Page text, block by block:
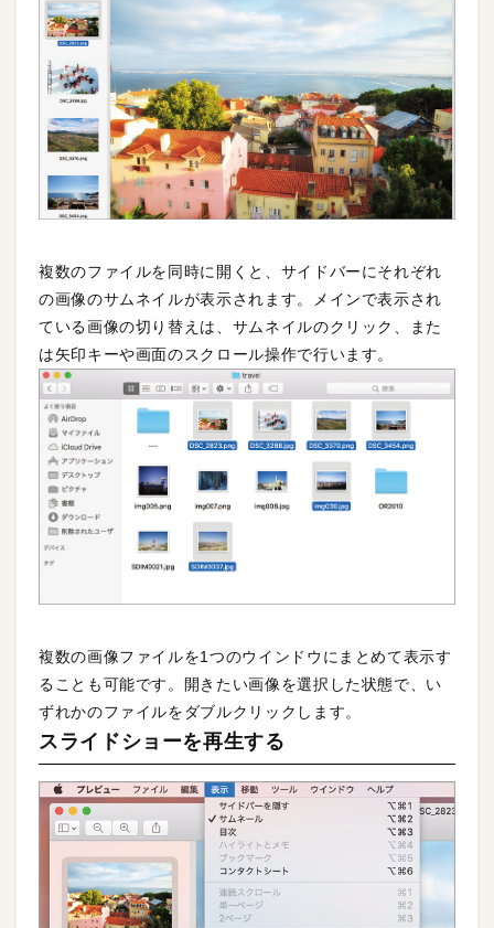
複数のファイルを同時に開くと、サイドバーにそれぞれ
の画像のサムネイルが表示されます。メインで表示され
ている画像の切り替えは、サムネイルのクリック、また
は矢印キーや画面のスクロール操作で行います。
複数の画像ファイルを1つのウインドウにまとめて表示す
ることも可能です。開きたい画像を選択した状態で、い
ずれかのファイルをダブルクリックします。
スライドショーを再生する